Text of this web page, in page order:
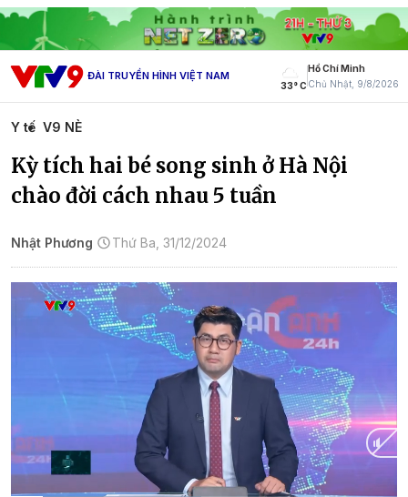
ĐÀI TRUYỀN HÌNH VIỆT NAM
33° C
Hồ Chí Minh
Chủ Nhật, 9/8/2026
Y tế V9 NÈ
Kỳ tích hai bé song sinh ở Hà Nội
chào đời cách nhau 5 tuần
Nhật Phương Thứ Ba, 31/12/2024